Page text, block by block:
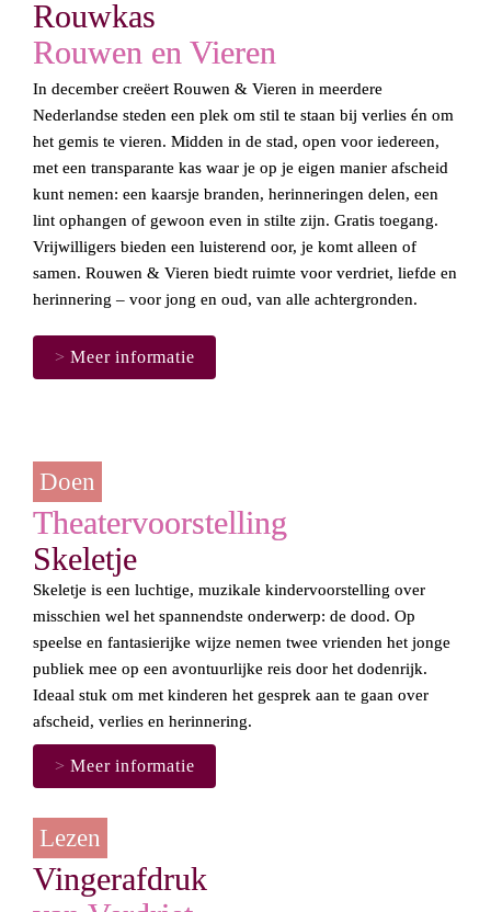
Rouwkas
Rouwen en Vieren
In december creëert Rouwen & Vieren in meerdere
Nederlandse steden een plek om stil te staan bij verlies én om
het gemis te vieren. Midden in de stad, open voor iedereen,
met een transparante kas waar je op je eigen manier afscheid
kunt nemen: een kaarsje branden, herinneringen delen, een
lint ophangen of gewoon even in stilte zijn. Gratis toegang.
Vrijwilligers bieden een luisterend oor, je komt alleen of
samen. Rouwen & Vieren biedt ruimte voor verdriet, liefde en
herinnering – voor jong en oud, van alle achtergronden.
> Meer informatie
Doen
Theatervoorstelling
Skeletje
Skeletje is een luchtige, muzikale kindervoorstelling over
misschien wel het spannendste onderwerp: de dood. Op
speelse en fantasierijke wijze nemen twee vrienden het jonge
publiek mee op een avontuurlijke reis door het dodenrijk.
Ideaal stuk om met kinderen het gesprek aan te gaan over
afscheid, verlies en herinnering.
> Meer informatie
Lezen
Vingerafdruk